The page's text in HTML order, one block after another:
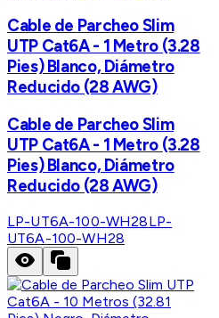
Cable de Parcheo Slim
UTP Cat6A - 1 Metro (3.28
Pies) Blanco, Diámetro
Reducido (28 AWG)
Cable de Parcheo Slim
UTP Cat6A - 1 Metro (3.28
Pies) Blanco, Diámetro
Reducido (28 AWG)
LP-UT6A-100-WH28LP-
UT6A-100-WH28